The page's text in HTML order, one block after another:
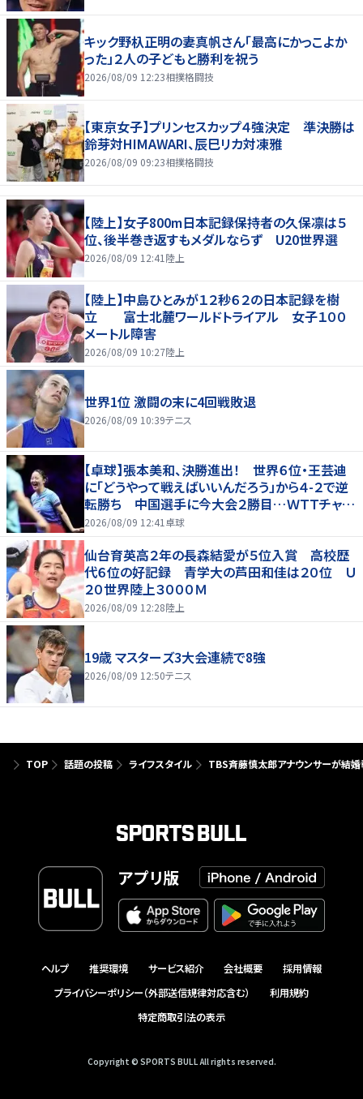
キック野杁正明の妻真帆さん「最高にかっこよか
った」２人の子どもと勝利を祝う
2026/08/09 12:23相撲格闘技
【東京女子】プリンセスカップ４強決定 準決勝は
鈴芽対HIMAWARI、辰巳リカ対凍雅
2026/08/09 09:23相撲格闘技
【陸上】女子800m日本記録保持者の久保凛は５
位、後半巻き返すもメダルならず U20世界選
2026/08/09 12:41 陸上
【陸上】中島ひとみが１２秒６２の日本記録を樹
立 富士北麓ワールドトライアル 女子１００
メートル障害
2026/08/09 10:27陸上
世界1位 激闘の末に4回戦敗退
2026/08/09 10:39テニス
【卓球】張本美和、決勝進出！ 世界６位・王芸迪
に「どうやって戦えばいいんだろう」から４-２で逆
転勝ち 中国選手に今大会２勝目…ＷＴＴチャン
ピオンズ横浜
2026/08/09 12:41 卓球
仙台育英高２年の長森結愛が５位入賞 高校歴
代６位の好記録 青学大の芦田和佳は２０位 Ｕ
２０世界陸上３０００Ｍ
2026/08/09 12:28陸上
19歳 マスターズ3大会連続で8強
2026/08/09 12:50テニス
TOP 話題の投稿 ライフスタイル TBS斉藤慎太郎アナウンサーが結婚
アプリ版
ヘルプ 推奨環境 サービス紹介 会社概要
採用情報
プライバシーポリシー（外部送信規律対応含む）
利用規約
特定商取引法の表示
Copyright © SPORTS BULL All rights reserved.